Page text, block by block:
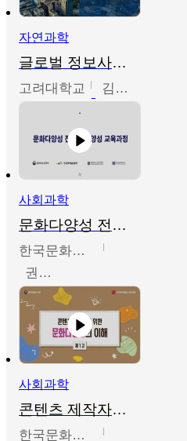
자연과학
글로벌 정보사회와 통계의 창의적 기능
고려대학교 김희영
사회과학
문화다양성 전문인력 양성 기본과정 - 문화다양성의 이해
한국문화예술교육진흥원
권숙인 외 8명
사회과학
콘텐츠 제작자를 위한 문화다양성의 이해
한국문화예술교육진흥원